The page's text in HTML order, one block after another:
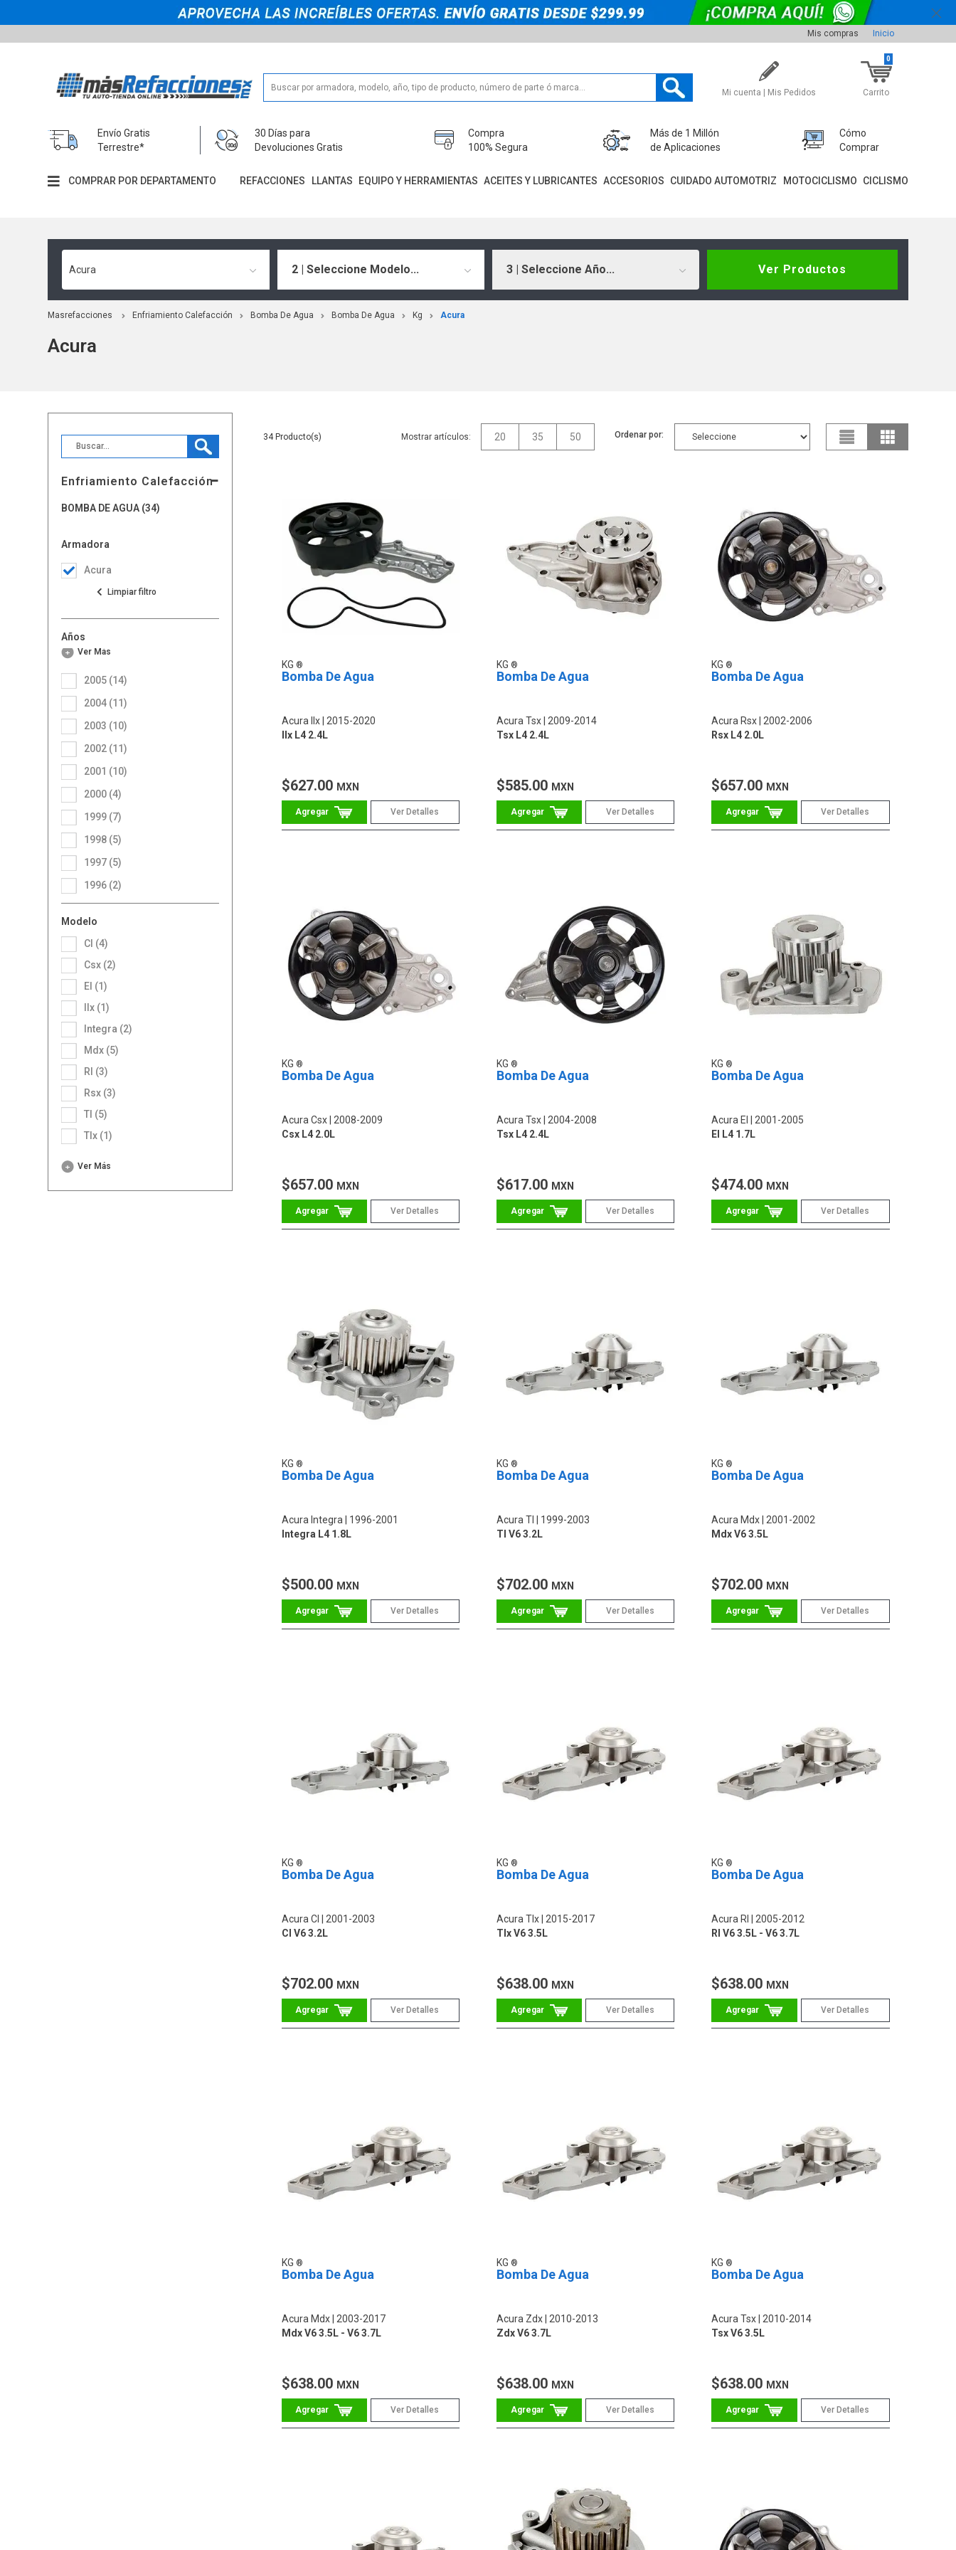
Mis compras Inicio
Mi cuenta | Mis Pedidos Carrito
0
Envío Gratis
Terrestre*
30 Días para
Devoluciones Gratis
Compra
100% Segura
Más de 1 Millón
de Aplicaciones
Cómo
Comprar
COMPRAR POR DEPARTAMENTO REFACCIONES LLANTAS EQUIPO Y HERRAMIENTAS ACEITES Y LUBRICANTES ACCESORIOS CUIDADO AUTOMOTRIZ MOTOCICLISMO CICLISMO
Acura 2 | Seleccione Modelo... 3 | Seleccione Año... Ver Productos
Masrefacciones Enfriamiento Calefacción Bomba De Agua Bomba De Agua Kg Acura
Acura
Enfriamiento Calefacción
BOMBA DE AGUA (34)
Armadora
Acura
Modelo
Cl (4)
Csx (2)
El (1)
Ilx (1)
Integra (2)
Mdx (5)
Rl (3)
Rsx (3)
Tl (5)
Tlx (1)
Ver Más
Años
1996 (2)
1997 (5)
1998 (5)
1999 (7)
2000 (4)
2001 (10)
2002 (11)
2003 (10)
2004 (11)
2005 (14)
Ver Más
34 Mostrar artículos: 20 35 50 Ordenar por:
KG
Bomba De Agua
Acura Ilx
2015-2020
Ilx L4 2.4L
$627.00 MXN
Ver Detalles
KG
Bomba De Agua
Acura Tsx
2009-2014
Tsx L4 2.4L
$585.00 MXN
Ver Detalles
KG
Bomba De Agua
Acura Rsx
2002-2006
Rsx L4 2.0L
$657.00 MXN
Ver Detalles
KG
Bomba De Agua
Acura Csx 2008-2009
Csx L4 2.0L
$657.00 MXN
Ver Detalles
KG
Bomba De Agua
Acura Tsx 2004-2008
Tsx L4 2.4L
$617.00 MXN
Ver Detalles
KG
Bomba De Agua
Acura El
2001-2005
El L4 1.7L
$474.00 MXN
Ver Detalles
KG
Bomba De Agua
Acura Integra
1996-2001
Integra L4 1.8L
$500.00 MXN
Ver Detalles
KG
Bomba De Agua
Acura Tl
1999-2003
Tl V6 3.2L
$702.00 MXN
Ver Detalles
KG
Bomba De Agua
Acura Mdx
2001-2002
Mdx V6 3.5L
$702.00 MXN
Ver Detalles
KG
Bomba De Agua
Acura Cl
2001-2003
Cl V6 3.2L
$702.00 MXN
Ver Detalles
KG
Bomba De Agua
Acura Tlx 2015-2017
Tlx V6 3.5L
$638.00 MXN
Ver Detalles
KG
Bomba De Agua
Acura Rl
2005-2012
Rl V6 3.5L - V6 3.7L
$638.00 MXN
Ver Detalles
KG
Bomba De Agua
Acura Mdx
2003-2017
Mdx V6 3.5L - V6 3.7L
$638.00 MXN
Ver Detalles
KG
Bomba De Agua
Acura Zdx
2010-2013
Zdx V6 3.7L
$638.00 MXN
Ver Detalles
KG
Bomba De Agua
Acura Tsx
2010-2014
Tsx V6 3.5L
$638.00 MXN
Ver Detalles